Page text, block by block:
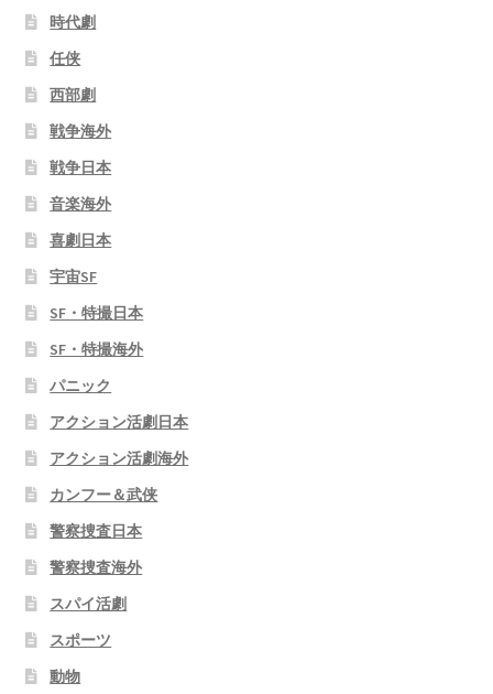
時代劇
任侠
西部劇
戦争海外
戦争日本
音楽海外
喜劇日本
宇宙SF
SF・特撮日本
SF・特撮海外
パニック
アクション活劇日本
アクション活劇海外
カンフー＆武侠
警察捜査日本
警察捜査海外
スパイ活劇
スポーツ
動物